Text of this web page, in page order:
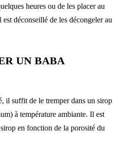
heures ou de les placer au
déconseillé de les décongeler au
UN BABA
il suffit de le tremper dans un sirop
à température ambiante. Il est
en fonction de la porosité du